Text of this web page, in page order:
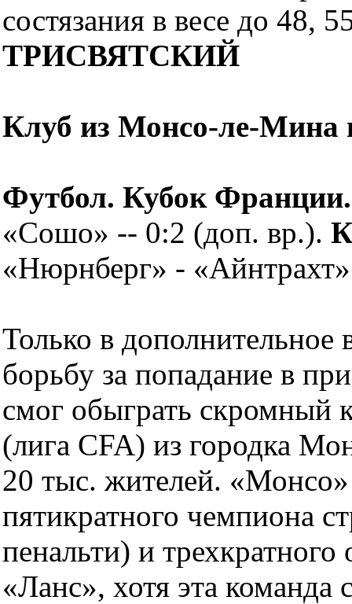
состязания в весе до 48,
ТРИСВЯТСКИЙ
Клуб из Монсо-ле-Мина
Футбол. Кубок Франции.
«Сошо» -- 0:2 (доп. вр.).
«Нюрнберг» -
Только в
борьбу за попадание в
смог обыграть скромный
(лига CFA) из городка
20 тыс. жителей.
пятикратного чемпиона
пенальти) и
«Ланс», хотя эта команда